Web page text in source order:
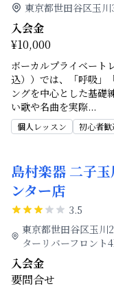
東京都世田谷区玉
入会金
¥10,000
ボーカルプライベート
込））では、「呼吸」
ングを中心とした基礎
い歌や名曲を実際...
個人レッスン 初心者歓
島村楽器 二子
ンター店
3.5
東京都世田谷区玉川
ターリバーフロント
入会金
要問合せ